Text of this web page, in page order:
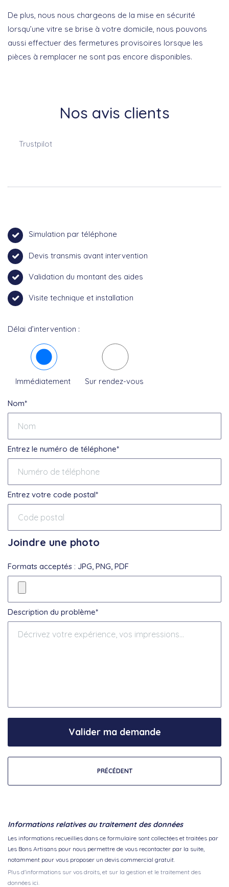
De plus, nous nous chargeons de la mise en sécurité
lorsqu’une vitre se brise à votre domicile, nous pouvons
aussi effectuer des fermetures provisoires lorsque les
pièces à remplacer ne sont pas encore disponibles.
Nos avis clients
Trustpilot
Simulation par téléphone
Devis transmis avant intervention
Validation du montant des aides
Visite technique et installation
Délai d’intervention :
Immédiatement Sur rendez-vous
Nom*
Entrez le numéro de téléphone*
Entrez votre code postal*
Joindre une photo
Formats acceptés : JPG, PNG, PDF
Description du problème*
PRÉCÉDENT
Valider ma demande
Informations relatives au traitement des données
Les informations recueillies dans ce formulaire sont collectées et traitées par
Les Bons Artisans pour nous permettre de vous recontacter par la suite,
notamment pour vous proposer un devis commercial gratuit.
Plus d'informations sur vos droits, et sur la gestion et le traitement des
données ici.